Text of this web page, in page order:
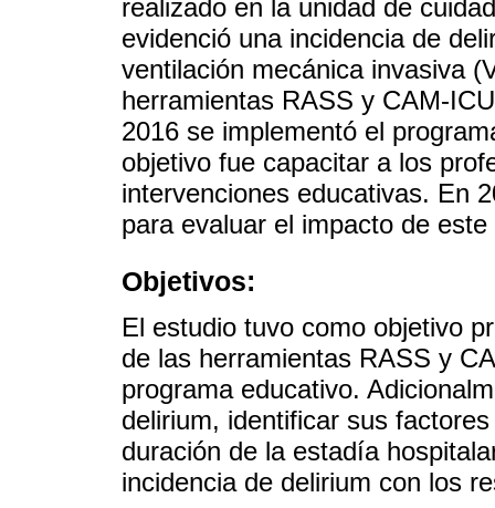
realizado en la unidad de
evidenció una incidencia de
ventilación mecánica invasiva
herramientas RASS y CAM-
2016 se implementó el
objetivo fue capacitar a los
intervenciones educativas. En
para evaluar el impacto de
Objetivos:
El estudio tuvo como objetivo
de las herramientas RASS y
programa educativo.
delirium, identificar sus
duración de la estadía
incidencia de delirium con los